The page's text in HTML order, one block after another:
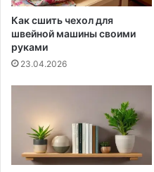
Как сшить чехол для
швейной машины своими
руками
23.04.2026